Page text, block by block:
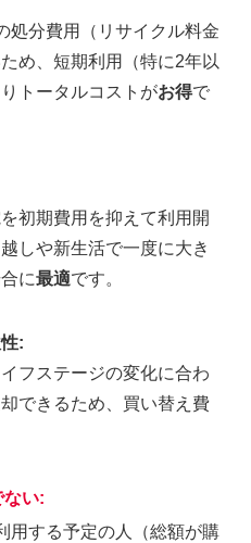
処分費用（リサイクル料金
め、短期利用（特に2年以
トータルコストがお得で
初期費用を抑えて利用開
しや新生活で一度に大き
に最適です。
:
フステージの変化に合わ
できるため、買い替え費
ない:
用する予定の人（総額が購